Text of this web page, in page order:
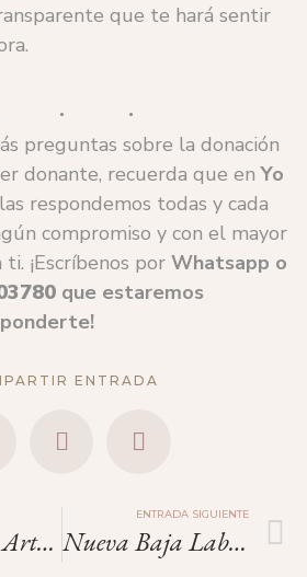
que te hará sentir
preguntas sobre la donación
donante, recuerda que enYo
respondemos todas y cada
compromiso y con el mayor
¡Escríbenos por Whatsapp o
que estaremos
ENTRADA
Hanami: El Arte De Contemplar La Belleza Efímera
ENTRADA SIGUIENTE
Nueva Baja Laboral Retribuida Para Donantes De Óvulos.